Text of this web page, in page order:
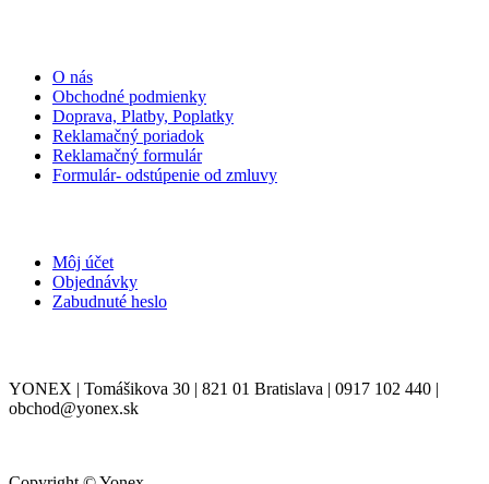
O nás
Obchodné podmienky
Doprava, Platby, Poplatky
Reklamačný poriadok
Reklamačný formulár
Formulár- odstúpenie od zmluvy
Môj účet
Objednávky
Zabudnuté heslo
YONEX | Tomášikova 30 | 821 01 Bratislava | 0917 102 440 |
obchod@yonex.sk